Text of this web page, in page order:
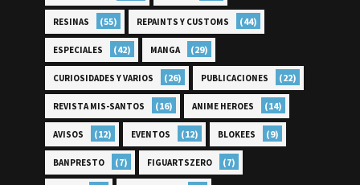
RESINAS (55) REPAINTS Y CUSTOMS (44)
ESPECIALES (42) MANGA (29)
CURIOSIDADES Y VARIOS (26) PUBLICACIONES (22)
REVISTA MIS-SANTOS (16) ANIME HEROES (14)
AVISOS (12) EVENTOS (12) BLOKEES (9)
BANPRESTO (7) FIGUARTSZERO (7)